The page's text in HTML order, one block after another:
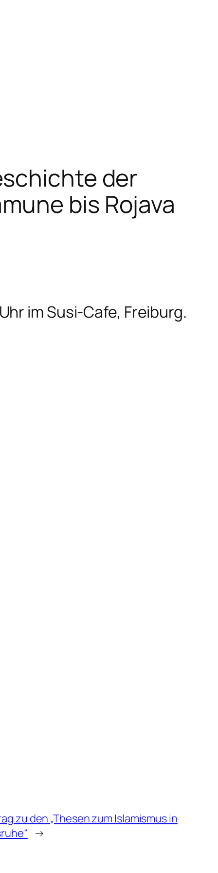
der
bis Rojava
im Susi-Cafe, Freiburg.
zu den „Thesen zum Islamismus in
→